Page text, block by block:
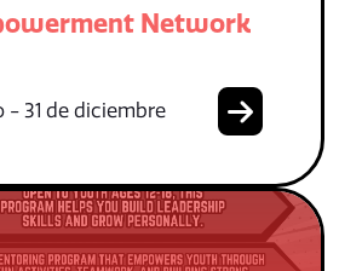
Network
- 31 de diciembre